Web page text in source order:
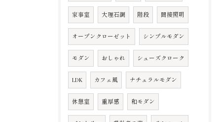
家事室 大理石調 階段 間接照明
オープンクローゼット シンプルモダン
モダン おしゃれ シューズクローク
LDK カフェ風 ナチュラルモダン
休憩室 重厚感 和モダン